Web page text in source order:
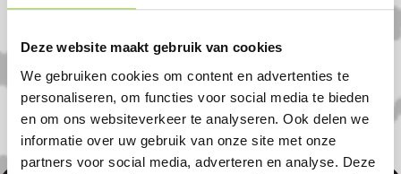
Deze website maakt gebruik van cookies
We gebruiken cookies om content en advertenties te
personaliseren, om functies voor social media te bieden
en om ons websiteverkeer te analyseren. Ook delen we
informatie over uw gebruik van onze site met onze
partners voor social media, adverteren en analyse. Deze
Reuver komt.